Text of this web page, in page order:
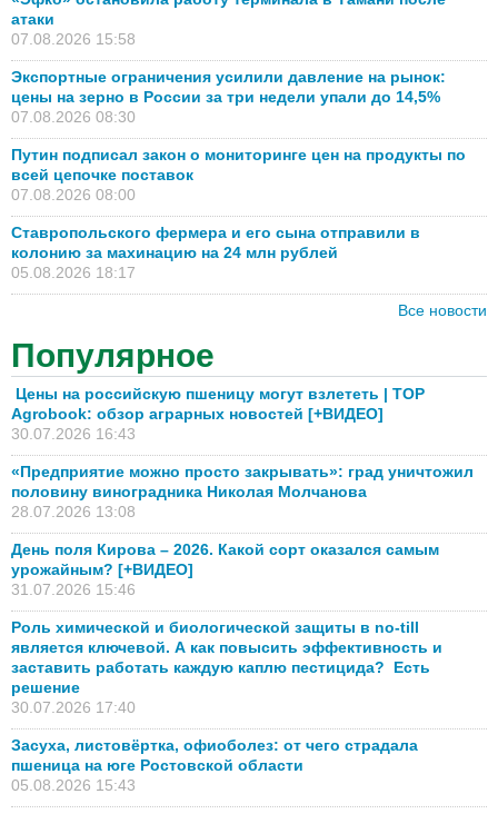
атаки
07.08.2026 15:58
Экспортные ограничения усилили давление на рынок:
цены на зерно в России за три недели упали до 14,5%
07.08.2026 08:30
Путин подписал закон о мониторинге цен на продукты по
всей цепочке поставок
07.08.2026 08:00
Ставропольского фермера и его сына отправили в
колонию за махинацию на 24 млн рублей
05.08.2026 18:17
Все новости
Популярное
Цены на российскую пшеницу могут взлететь | TOP
Agrobook: обзор аграрных новостей [+ВИДЕО]
30.07.2026 16:43
«Предприятие можно просто закрывать»: град уничтожил
половину виноградника Николая Молчанова
28.07.2026 13:08
День поля Кирова – 2026. Какой сорт оказался самым
урожайным? [+ВИДЕО]
31.07.2026 15:46
Роль химической и биологической защиты в no-till
является ключевой. А как повысить эффективность и
заставить работать каждую каплю пестицида? Есть
решение
30.07.2026 17:40
Засуха, листовёртка, офиоболез: от чего страдала
пшеница на юге Ростовской области
05.08.2026 15:43